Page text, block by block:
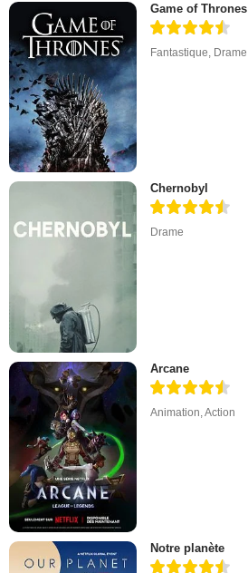
Game of Thrones
Fantastique, Drame
Chernobyl
Drame
Arcane
Animation ,Action
Notre planète